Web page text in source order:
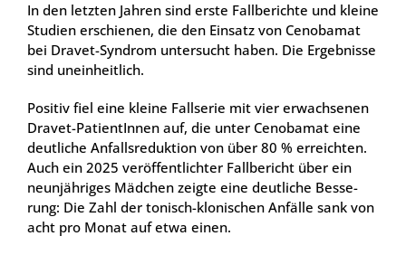
In den letz­ten Jah­ren sind ers­te Fall­be­rich­te und klei­ne
Stu­di­en erschie­nen, die den Ein­satz von Cen­oba­mat
bei Dra­vet-Syn­drom unter­sucht haben. Die Ergeb­nis­se
sind unein­heit­lich.
Posi­tiv fiel eine klei­ne Fall­se­rie mit vier erwach­se­nen
Dra­vet-Pati­en­tIn­nen auf, die unter Cen­oba­mat eine
deut­li­che Anfalls­re­duk­ti­on von über 80 % erreich­ten.
Auch ein 2025 ver­öf­fent­lich­ter Fall­be­richt über ein
neun­jäh­ri­ges Mäd­chen zeig­te eine deut­li­che Bes­se­
rung: Die Zahl der tonisch-klo­ni­schen Anfäl­le sank von
acht pro Monat auf etwa einen.